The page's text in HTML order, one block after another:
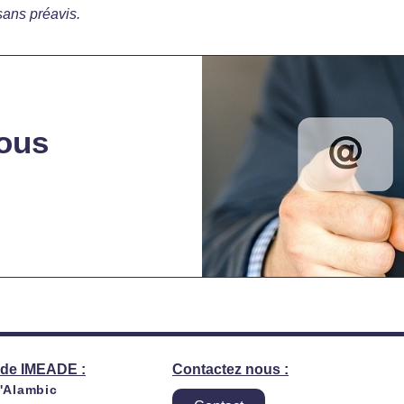
préavis.
IMEADE : Contactez nous :